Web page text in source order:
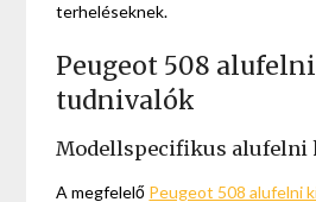
terheléseknek.
Peugeot 508
tudnivalók
Modellspecifikus alufelni
A megfelelő Peugeot 508 alufelni